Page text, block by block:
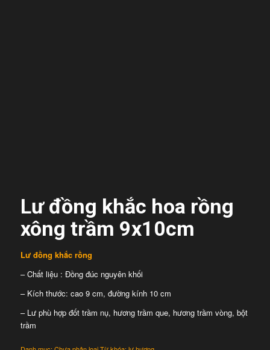
Lư đồng khắc hoa rồng
xông trầm 9x10cm
Lư đồng khắc rồng
– Chất liệu : Đồng đúc nguyên khối
– Kích thước: cao 9 cm, đường kính 10 cm
– Lư phù hợp đốt trầm nụ, hương trầm que, hương trầm vòng, bột
trầm